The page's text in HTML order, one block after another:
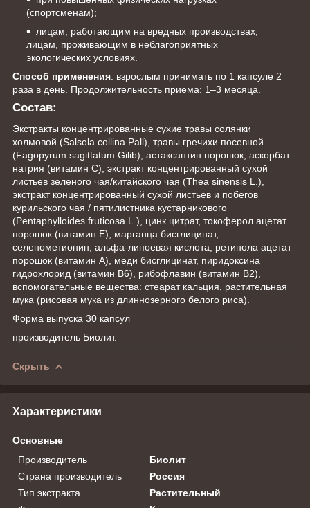
(спортсменам);
лицам, работающим на вредных производствах;
лицам, проживающим в неблагоприятных
экологических условиях.
Способ применения: взрослым принимать по 1 капсуле 2
раза в день. Продолжительность приема: 1–3 месяца.
Состав:
Экстракты концентрированные сухие травы солянки
холмовой (Salsola collina Pall), травы гречихи посевной
(Fagopyrum sagittatum Gilib), астаксантин порошок, аскорбат
натрия (витамин С), экстракт концентрированный сухой
листьев зеленого чая/китайского чая (Thea sinensis L.),
экстракт концентрированный сухой листьев и побегов
курильского чая / пятилистника кустарникового
(Pentaphylloides fruticosa L.), цинк цитрат, токоферол ацетат
порошок (витамин Е), марганца бисглицинат,
селенометионин, альфа-липоевая кислота, ретинола ацетат
порошок (витамин А), меди бисглицинат, пиридоксина
гидрохлорид (витамин В6), рибофлавин (витамин В2),
вспомогательные вещества: стеарат кальция, растительная
мука (рисовая мука из длиннозерного белого риса).
Форма выпуска 30 капсул
производитель Биолит.
Скрыть
Характеристики
Основные
Производитель
Биолит
Страна производитель
Россия
Тип экстракта
Растительный